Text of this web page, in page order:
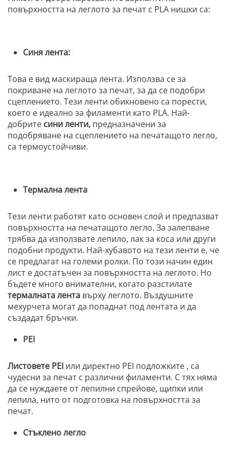
повърхността на леглото за печат с PLA нишки са:
Синя лента:
Това е вид маскираща лента. Използва се за
покриване на леглото за печат, за да се подобри
сцеплението. Тези ленти обикновено са порести,
което е идеално за филаменти като PLA. Най-
добрите сини ленти, предназначени за
подобряване на сцеплението на печатащото легло,
са термоустойчиви.
Термална лента
Тези ленти работят като основен слой и предпазват
повърхността на печатащото легло. За залепване
трябва да използвате лепило, лак за коса или други
подобни продукти. Най-хубавото на тези ленти е, че
се предлагат на големи ролки. По този начин един
лист е достатъчен за повърхността на леглото. Но
бъдете много внимателни, когато разстилате
термалната лента върху леглото. Въздушните
мехурчета могат да попаднат под лентата и да
създадат бръчки.
PEI
Листовете PEI или директно PEI подложките , са
чудесни за печат с различни филаменти. С тях няма
да се нуждаете от лепилни спрейове, щипки или
лепила, нито от подготовка на повърхността за
печат.
Стъклено легло